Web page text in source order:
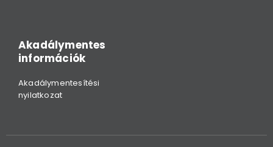
Akadálymentes
információk
Akadálymentesítési
nyilatkozat